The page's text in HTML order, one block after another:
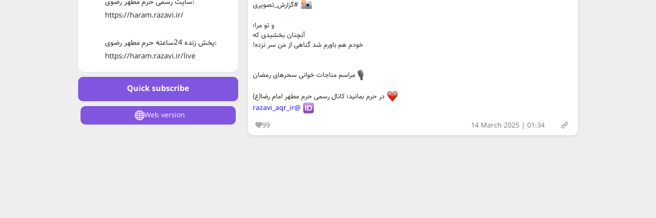
https://haram.razavi.ir/
پخش زنده 24ساعته حرم مطهر رضوی:
https://haram.razavi.ir/live
Quick subscribe
Web version
#گزارش_تصویری
و تو مرا؛
آنچنان بخشیدی که
خودم هم باورم شد گناهی از من سر نزده!
مراسم مناجات خوانی سحرهای رمضان
در حرم بمانید؛ کانال رسمی حرم مطهر امام رضا(ع)
@razavi_aqr_ir
99
14 March 2025 | 01:34